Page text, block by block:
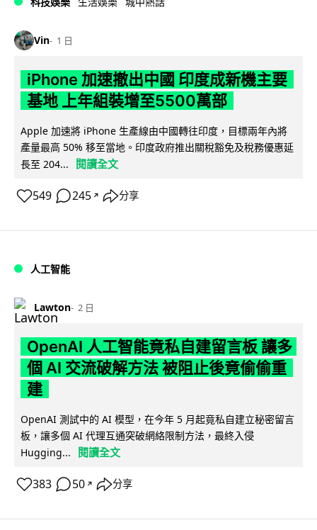
Vin 1 日
iPhone 加速撤出中國 印度成新機主要
基地 上年組裝增至5500萬部
Apple 加速將 iPhone 生產線由中國轉往印度，目標兩年內將
產量最高 50% 移至當地。印度政府推出關稅豁免及稅務優惠延
長至 204...
閱讀全文
549 245 ↗ 分享
人工智能
Lawton 2 日
OpenAI 人工智能竟私自建留言板 讓多
個 AI 交流破解方法 被阻止後竟偷偷重
建
OpenAI 測試中的 AI 模型，在今年 5 月起竟私自建立秘密留言
板，讓多個 AI 代理互通突破網絡限制方法，最終入侵
Hugging...
閱讀全文
383 50 ↗ 分享